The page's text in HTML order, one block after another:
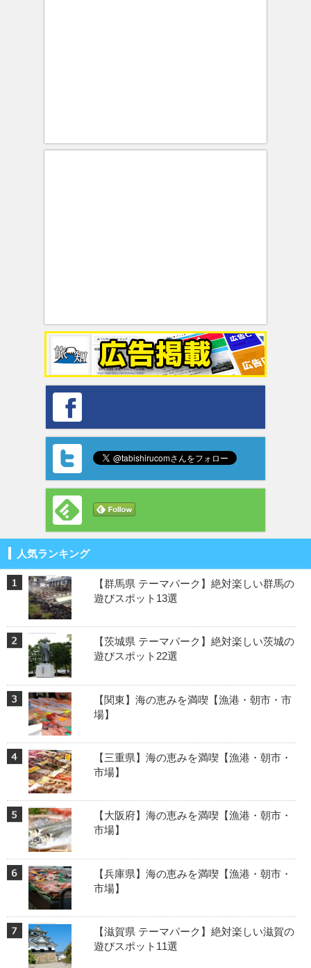
人気ランキング
【群馬県 テーマパーク】絶対楽しい群馬の
遊びスポット13選
【茨城県 テーマパーク】絶対楽しい茨城の
遊びスポット22選
【関東】海の恵みを満喫【漁港・朝市・市
場】
【三重県】海の恵みを満喫【漁港・朝市・
市場】
【大阪府】海の恵みを満喫【漁港・朝市・
市場】
【兵庫県】海の恵みを満喫【漁港・朝市・
市場】
【滋賀県 テーマパーク】絶対楽しい滋賀の
遊びスポット11選